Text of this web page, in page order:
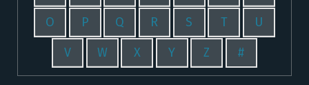
O P Q R S T U
V W X Y Z #